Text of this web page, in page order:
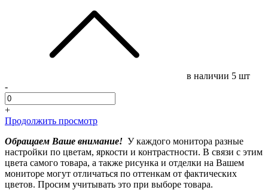
в наличии 5 шт
-
+
Продолжить просмотр
Обращаем Ваше внимание! У каждого монитора разные
настройки по цветам, яркости и контрастности. В связи с этим
цвета самого товара, а также рисунка и отделки на Вашем
мониторе могут отличаться по оттенкам от фактических
цветов. Просим учитывать это при выборе товара.